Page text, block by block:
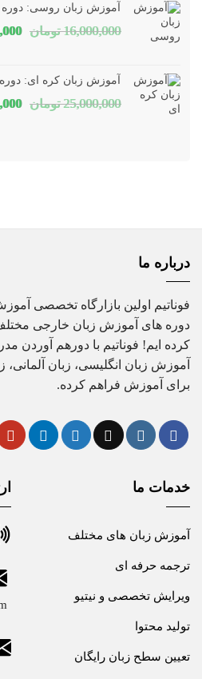
بود.
آموزش زبان روسی: دوره
16,000,000 تومان
بود.
آموزش زبان کره ای:
25,000,000 تومان
درباره ما
فوناتیم اولین بازارگاه تخصصی
دوره های آموزش زبان خارجی
کرده ایم! فوناتیم با دورهم آوردن
آموزش زبان انگلیسی، زبان
برای آموزش فراهم کرده.
خدمات ما
آموزش زبان های مختلف
ترجمه حرفه ای
ویرایش تخصصی و نیتیو
تولید محتوا
تعیین سطح زبان رایگان